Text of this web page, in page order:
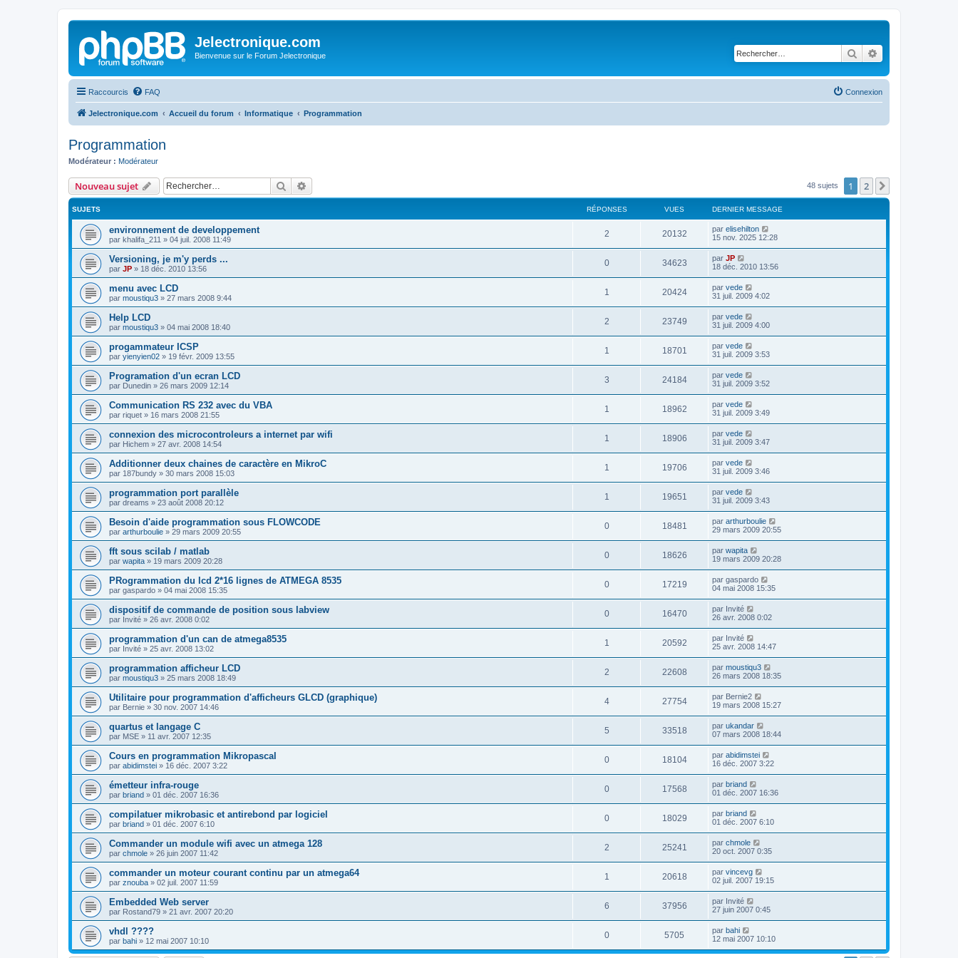
Jelectronique.com
Bienvenue sur le Forum Jelectronique Rechercher
Raccourcis FAQ Connexion
Jelectronique.com Accueil du forum Informatique Programmation
Programmation
Modérateur : Modérateur
Nouveau sujet Rechercher 48 sujets 1 2
SUJETS RÉPONSES VUES DERNIER MESSAGE
environnement de developpement
par khalifa_211 » 04 juil. 2008 11:49
2 20132 par elisehilton
15 nov. 2025 12:28
Versioning, je m'y perds ...
par JP » 18 déc. 2010 13:56
0 34623 par JP
18 déc. 2010 13:56
menu avec LCD
par moustiqu3 » 27 mars 2008 9:44
1 20424 par vede
31 juil. 2009 4:02
Help LCD
par moustiqu3 » 04 mai 2008 18:40
2 23749 par vede
31 juil. 2009 4:00
progammateur ICSP
par yienyien02 » 19 févr. 2009 13:55
1 18701 par vede
31 juil. 2009 3:53
Programation d'un ecran LCD
par Dunedin » 26 mars 2009 12:14
3 24184 par vede
31 juil. 2009 3:52
Communication RS 232 avec du VBA
par riquet » 16 mars 2008 21:55
1 18962 par vede
31 juil. 2009 3:49
connexion des microcontroleurs a internet par wifi
par Hichem » 27 avr. 2008 14:54
1 18906 par vede
31 juil. 2009 3:47
Additionner deux chaines de caractère en MikroC
par 187bundy » 30 mars 2008 15:03
1 19706 par vede
31 juil. 2009 3:46
programmation port parallèle
par dreams » 23 août 2008 20:12
1 19651 par vede
31 juil. 2009 3:43
Besoin d'aide programmation sous FLOWCODE
par arthurboulie » 29 mars 2009 20:55
0 18481 par arthurboulie
29 mars 2009 20:55
fft sous scilab / matlab
par wapita » 19 mars 2009 20:28
0 18626 par wapita
19 mars 2009 20:28
PRogrammation du lcd 2*16 lignes de ATMEGA 8535
par gaspardo » 04 mai 2008 15:35
0 17219 par gaspardo
04 mai 2008 15:35
dispositif de commande de position sous labview
par Invité » 26 avr. 2008 0:02
0 16470 par Invité
26 avr. 2008 0:02
programmation d'un can de atmega8535
par Invité » 25 avr. 2008 13:02
1 20592 par Invité
25 avr. 2008 14:47
programmation afficheur LCD
par moustiqu3 » 25 mars 2008 18:49
2 22608 par moustiqu3
26 mars 2008 18:35
Utilitaire pour programmation d'afficheurs GLCD (graphique)
par Bernie » 30 nov. 2007 14:46
4 27754 par Bernie2
19 mars 2008 15:27
quartus et langage C
par MSE » 11 avr. 2007 12:35
5 33518 par ukandar
07 mars 2008 18:44
Cours en programmation Mikropascal
par abidimstei » 16 déc. 2007 3:22
0 18104 par abidimstei
16 déc. 2007 3:22
émetteur infra-rouge
par briand » 01 déc. 2007 16:36
0 17568 par briand
01 déc. 2007 16:36
compilatuer mikrobasic et antirebond par logiciel
par briand » 01 déc. 2007 6:10
0 18029 par briand
01 déc. 2007 6:10
Commander un module wifi avec un atmega 128
par chmole » 26 juin 2007 11:42
2 25241 par chmole
20 oct. 2007 0:35
commander un moteur courant continu par un atmega64
par znouba » 02 juil. 2007 11:59
1 20618 par vincevg
02 juil. 2007 19:15
Embedded Web server
par Rostand79 » 21 avr. 2007 20:20
6 37956 par Invité
27 juin 2007 0:45
vhdl ????
par bahi » 12 mai 2007 10:10
0 5705 par bahi
12 mai 2007 10:10